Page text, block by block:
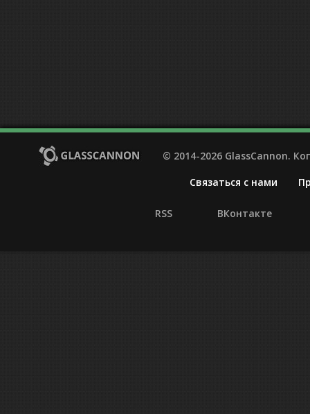
© 2014-2026 GlassCannon.
Связаться с нами
RSS ВКонтакте